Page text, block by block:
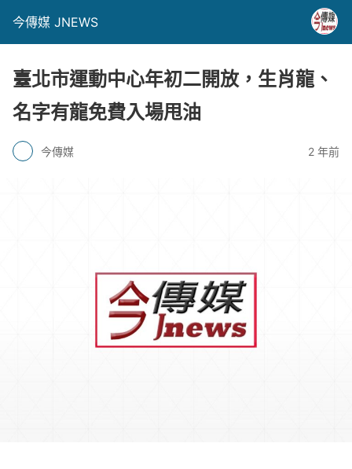
今傳媒 JNEWS
臺北市運動中心年初二開放，生肖龍、
名字有龍免費入場甩油
今傳媒 2 年前